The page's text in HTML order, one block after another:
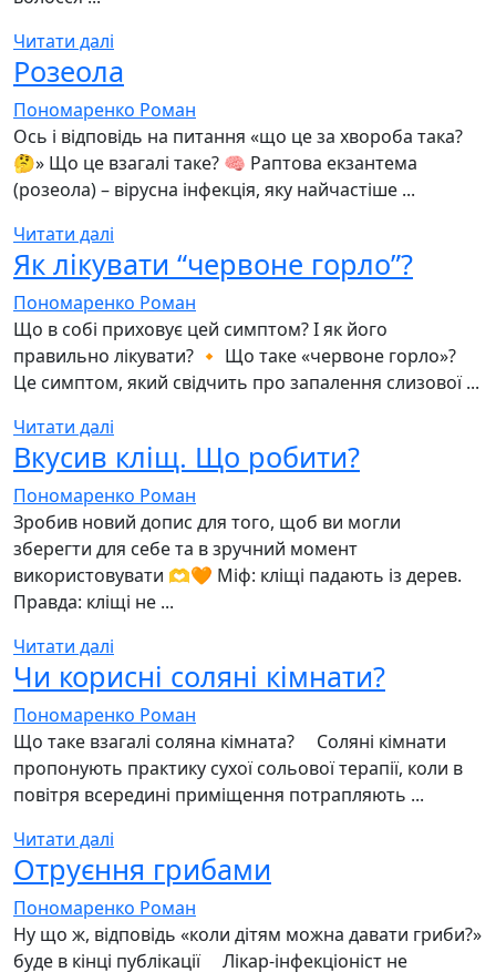
Читати далі
Розеола
Пономаренко Роман
Ось і відповідь на питання «що це за хвороба така?
🤔» Що це взагалі таке? 🧠 Раптова екзантема
(розеола) – вірусна інфекція, яку найчастіше ...
Читати далі
Як лікувати “червоне горло”?
Пономаренко Роман
Що в собі приховує цей симптом? І як його
правильно лікувати? 🔸 Що таке «червоне горло»?
Це симптом, який свідчить про запалення слизової ...
Читати далі
Вкусив кліщ. Що робити?
Пономаренко Роман
Зробив новий допис для того, щоб ви могли
зберегти для себе та в зручний момент
використовувати 🫶🧡 Міф: кліщі падають із дерев.
Правда: кліщі не ...
Читати далі
Чи корисні соляні кімнати?
Пономаренко Роман
Що таке взагалі соляна кімната? ⠀ Соляні кімнати
пропонують практику сухої сольової терапії, коли в
повітря всередині приміщення потрапляють ...
Читати далі
Отруєння грибами
Пономаренко Роман
Ну що ж, відповідь «коли дітям можна давати гриби?»
буде в кінці публікації ⠀ Лікар-інфекціоніст не